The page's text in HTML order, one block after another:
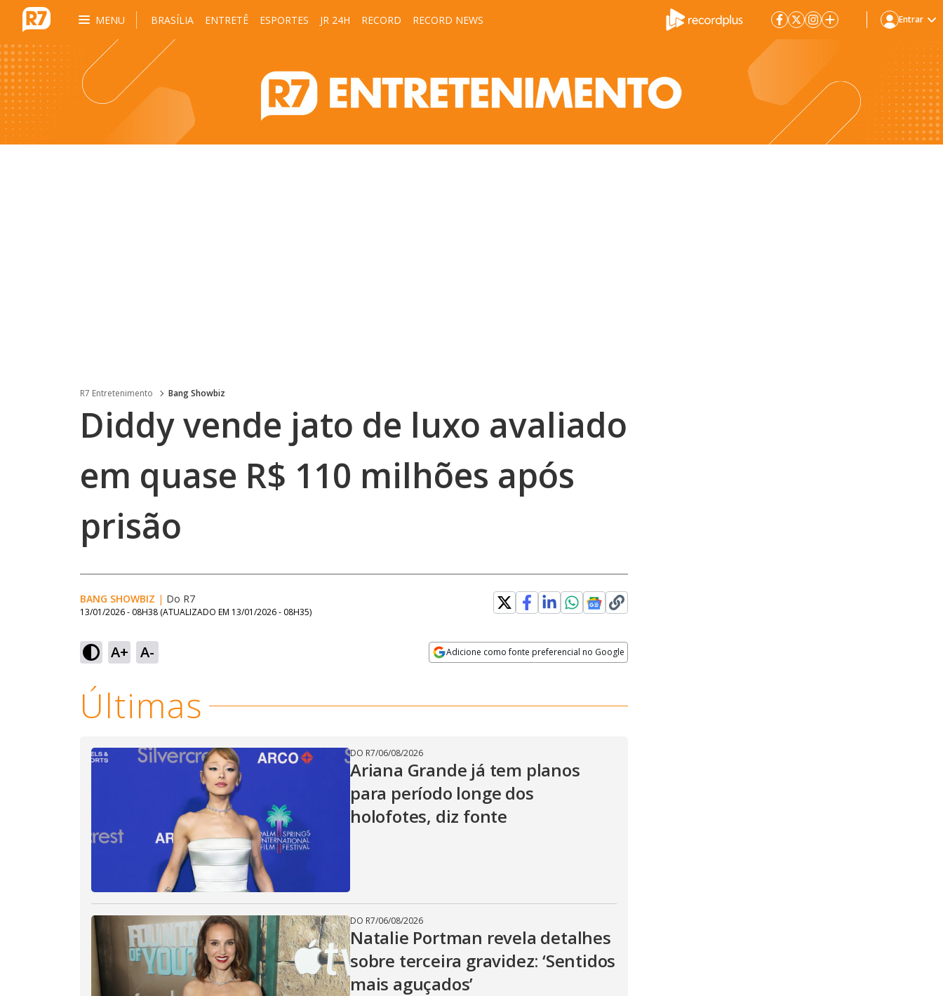
MENU BRASÍLIA ENTRETÊ ESPORTES JR 24H RECORD RECORD NEWS Entrar
R7 Entretenimento Bang Showbiz
Diddy vende jato de luxo avaliado
em quase R$ 110 milhões após
prisão
BANG SHOWBIZ | Do R7
13/01/2026 - 08H38 (ATUALIZADO EM 13/01/2026 - 08H35)
A+ A- Adicione como fonte preferencial no Google
Ativar
Som
Velocidade
Últimas
DO R7/06/08/2026
Ariana Grande já tem planos
para período longe dos
holofotes, diz fonte
DO R7/06/08/2026
Natalie Portman revela detalhes
sobre terceira gravidez: ‘Sentidos
mais aguçados’